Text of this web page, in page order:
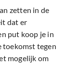
zetten in de
dat er
put koop je in
toekomst tegen
mogelijk om